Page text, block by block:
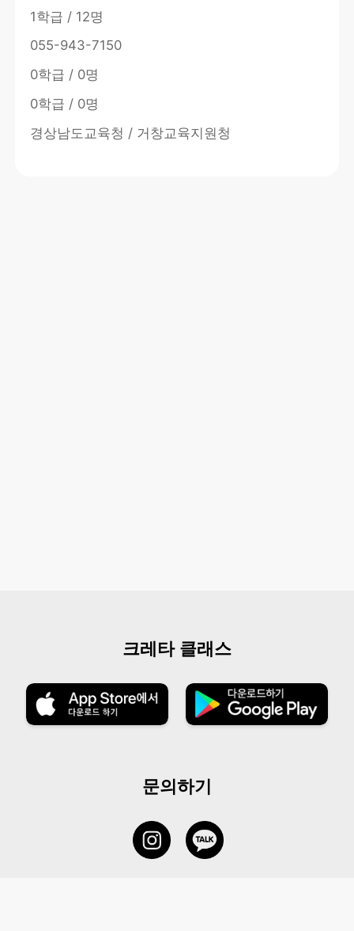
1학급 / 12명
055-943-7150
0학급 / 0명
0학급 / 0명
경상남도교육청 / 거창교육지원청
크레타 클래스
문의하기